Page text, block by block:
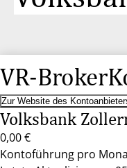
VR-
Zur Website des
Volksbank
0,00 €
Kontoführung pro